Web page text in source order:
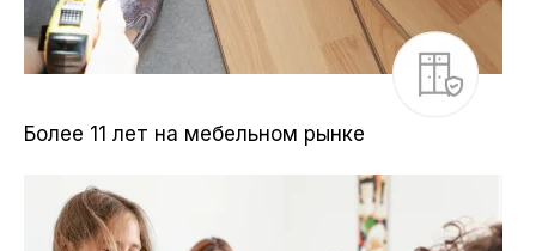
Более 11 лет на мебельном рынке